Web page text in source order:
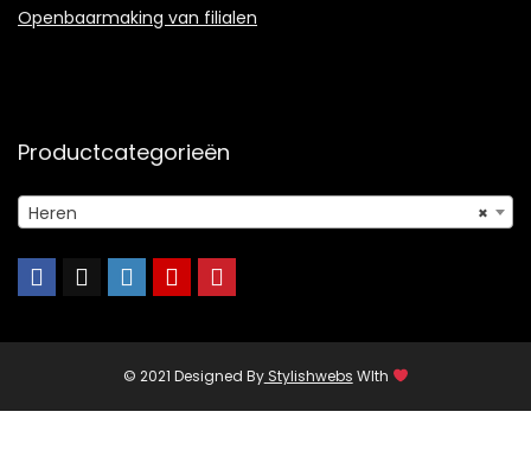
Openbaarmaking van filialen
Productcategorieën
×
Heren
© 2021 Designed ByStylishwebs WIth